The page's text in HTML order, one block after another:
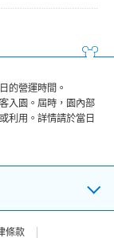
的營運時間。
入園。屆時，園內部
利用。詳情請於當日
條款